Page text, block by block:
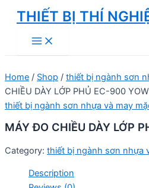
Skip
content
THIẾT BỊ THÍ
Main
Menu
Home / Shop / thiết bị ngành sơn
CHIỀU DÀY LỚP PHỦ EC-900
thiết bị ngành sơn nhựa và may
MÁY ĐO CHIỀU DÀY LỚP
Category: thiết bị ngành sơn nhựa
Description